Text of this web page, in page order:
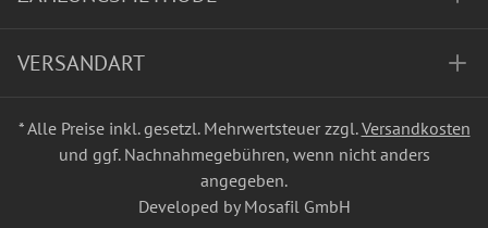
VERSANDART
* Alle Preise inkl. gesetzl. Mehrwertsteuer zzgl.Versandkosten
und ggf. Nachnahmegebühren, wenn nicht anders
angegeben.
Developed by Mosafil GmbH